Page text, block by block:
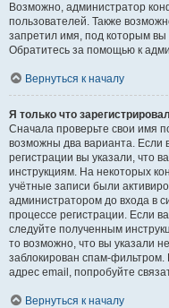
Возможно, администратор
пользователей. Также
запретил имя, под которым вы
Обратитесь за помощью к
Вернуться к началу
Я только что
Сначала проверьте свои имя
возможны два варианта. Если
регистрации вы указали, что
инструкциям. На некоторых
учётные записи были
администратором до входа в
процессе регистрации. Если
следуйте полученным
то возможно, что вы указали
заблокирован спам-
адрес email, попробуйте
Вернуться к началу